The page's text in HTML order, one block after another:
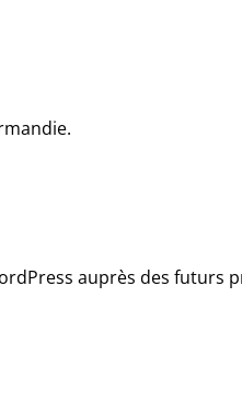
auprès des futurs